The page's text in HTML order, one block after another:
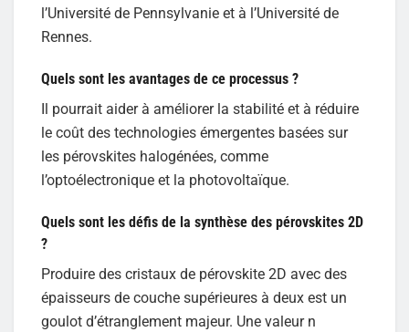
l’Université de Pennsylvanie et à l’Université de
Rennes.
Quels sont les avantages de ce processus ?
Il pourrait aider à améliorer la stabilité et à réduire
le coût des technologies émergentes basées sur
les pérovskites halogénées, comme
l’optoélectronique et la photovoltaïque.
Quels sont les défis de la synthèse des pérovskites 2D
?
Produire des cristaux de pérovskite 2D avec des
épaisseurs de couche supérieures à deux est un
goulot d’étranglement majeur. Une valeur n